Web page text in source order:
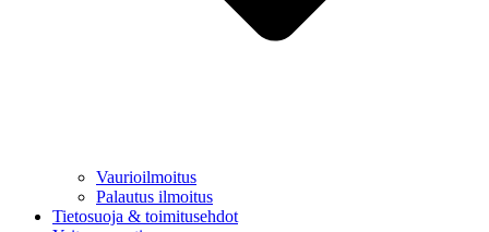
Vaurioilmoitus
Palautus ilmoitus
Tietosuoja & toimitusehdot